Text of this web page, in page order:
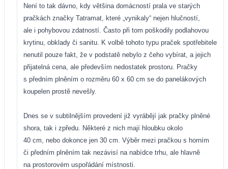
Není to tak dávno, kdy většina domácností prala ve starých
pračkách značky Tatramat, které „vynikaly“ nejen hlučností,
ale i pohybovou zdatností. Často při tom poškodily podlahovou
krytinu, obklady či sanitu. K volbě tohoto typu praček spotřebitele
nenutil pouze fakt, že v podstatě nebylo z čeho vybírat, a jejich
přijatelná cena, ale především nedostatek prostoru. Pračky
s předním plněním o rozměru 60 x 60 cm se do panelákových
koupelen prostě nevešly.
Dnes se v subtilnějším provedení již vyrábějí jak pračky plněné
shora, tak i zpředu. Některé z nich mají hloubku okolo
40 cm, nebo dokonce jen 30 cm. Výběr mezi pračkou s horním
či předním plněním tak nezávisí na nabídce trhu, ale hlavně
na prostorovém uspořádání místnosti.